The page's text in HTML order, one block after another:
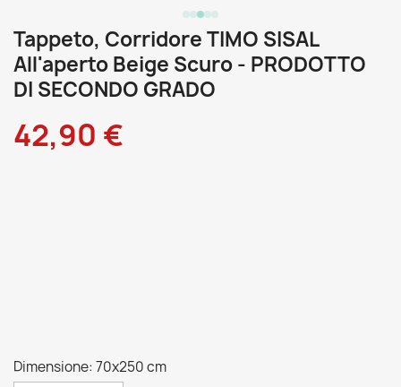
Tappeto, Corridore TIMO SISAL
All'aperto Beige Scuro - PRODOTTO
DI SECONDO GRADO
42,90 €
Dimensione: 70x250 cm